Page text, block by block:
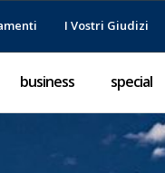
I Vostri Giudizi
business special